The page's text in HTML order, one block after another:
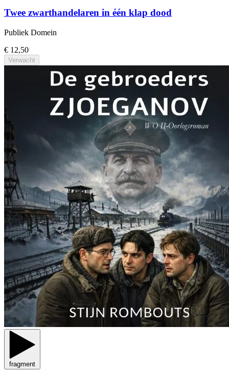
Twee zwarthandelaren in één klap dood
Publiek Domein
€ 12,50
Verwacht
fragment